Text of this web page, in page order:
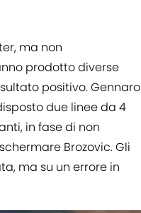
ma non
prodotto diverse
positivo. Gennaro
due linee da 4
in fase di non
Brozovic. Gli
ma su un errore in